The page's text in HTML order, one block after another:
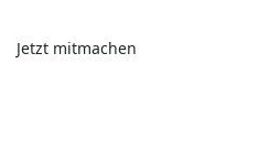
Jetzt mitmachen